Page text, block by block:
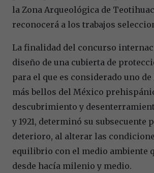
la Zona Arqueológica de
reconocerá a los trabajos
La finalidad del concurso
diseño de una cubierta de
para el que es considerado uno
más bellos del México
descubrimiento y
y 1921, determinó su subsecuente
deterioro, al alterar las
equilibrio con el medio ambiente
desde hacía milenio y medio.